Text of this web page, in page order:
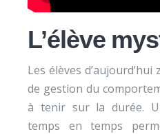
L’élève
Les élèves
de gestion du
à tenir sur la durée.
temps en temps